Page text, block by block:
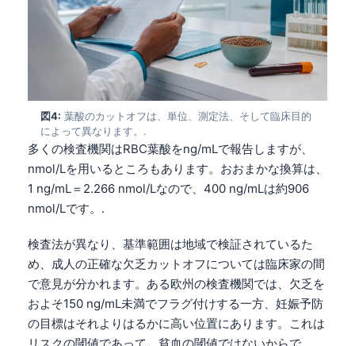
図4: 葉酸のカットオフは、単位、測定法、そして臨床目的
によって異なります。.
多くの検査機関はRBC葉酸をng/mLで報告しますが、
nmol/Lを用いるところもあります。おおまかな換算は、
1 ng/mL＝2.266 nmol/Lなので、400 ng/mLは約906
nmol/Lです。.
検査法が異なり、基準範囲は地域で検証されているた
め、成人の正確な欠乏カットオフについては臨床家の間
で意見が分かれます。ある欧州の検査機関では、欠乏を
およそ150 ng/mL未満でフラグ付けする一方、妊娠予防
の目標はそれよりはるかに高い位置にあります。これは
リスクの閾値であって、貧血の閾値ではないからで